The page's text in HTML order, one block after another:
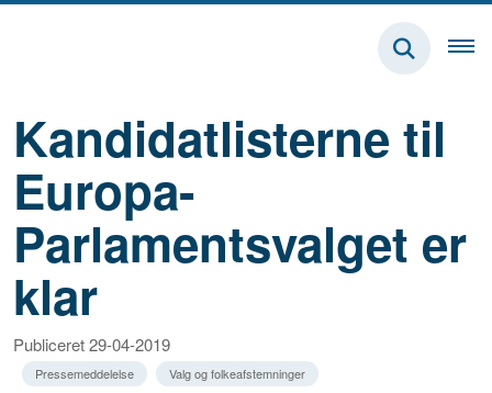
Kandidatlisterne til
Europa-
Parlamentsvalget er
klar
Publiceret 29-04-2019
Pressemeddelelse Valg og folkeafstemninger